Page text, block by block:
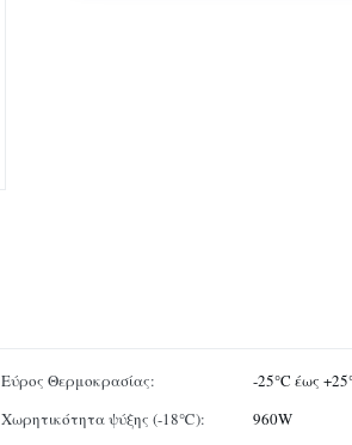
Εύρος Θερμοκρασίας:
-25°C έως
Χωρητικότητα ψύξης (-18℃):
960W